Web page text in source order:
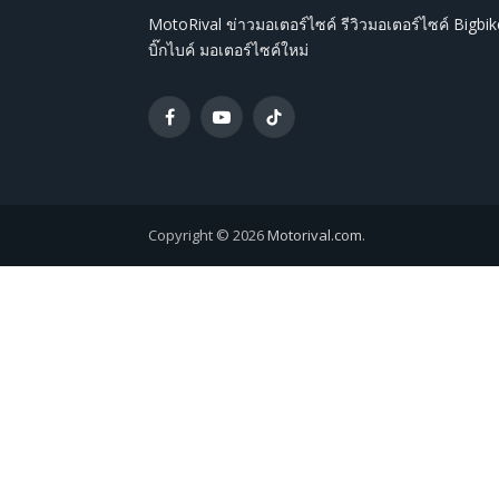
MotoRival ข่าวมอเตอร์ไซค์ รีวิวมอเตอร์ไซค์
บิ๊กไบค์ มอเตอร์ไซค์ใหม่
FacebookYouTubeTikTok
Copyright © 2026Motorival.com.